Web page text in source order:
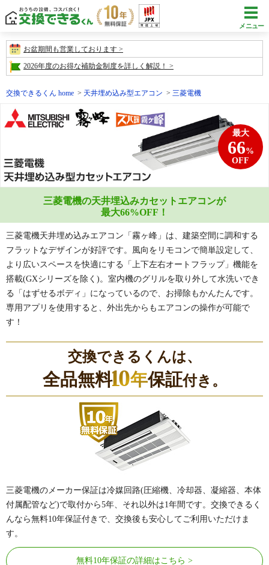
メニュー
お盆期間も営業しております
2026年度のお得な補助金制度を詳しく解説！
交換できるくん home 天井埋め込み型エアコン 三菱電機
三菱電機の天井埋込みカセットエアコンが
最大66%OFF！
最大
66%
OFF
三菱電機天井埋め込みエアコン「霧ヶ峰」は、建築空間に調和する
フラットなデザインが好評です。風向をリモコンで簡単設定して、
より広いスペースを快適にする「上下左右オートフラップ」機能を
搭載(GXシリーズを除く)。室内機のグリルを取り外して水洗いでき
る「はずせるボディ」になっているので、お掃除もかんたんです。
専用アプリを使用すると、外出先からもエアコンの操作が可能で
す！
交換できるくんは、
全品無料10年保証付き。
三菱電機のメーカー保証は冷媒回路(圧縮機、冷却器、凝縮器、本体
付属配管など)で取付から5年、それ以外は1年間です。交換できるく
んなら無料10年保証付きで、交換後も安心してご利用いただけま
す。
無料10年保証の詳細はこちら